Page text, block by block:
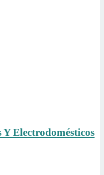
Y Electrodomésticos